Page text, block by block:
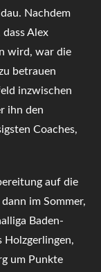
Nachdem
Alex
wird, war die
betrauen
inzwischen
ihn den
Coaches,
auf die
im Sommer,
Baden-
Holzgerlingen,
um Punkte